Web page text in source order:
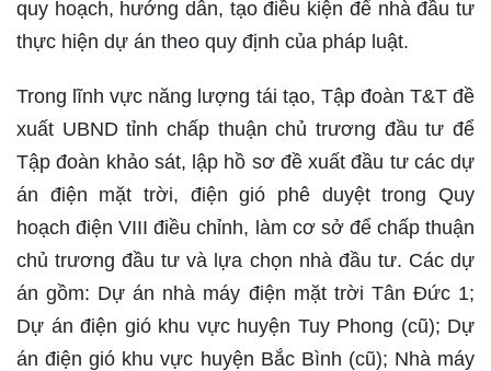
quy hoạch, hướng dẫn, tạo điều kiện để nhà đầu tư
thực hiện dự án theo quy định của pháp luật.
Trong lĩnh vực năng lượng tái tạo, Tập đoàn T&T đề
xuất UBND tỉnh chấp thuận chủ trương đầu tư để
Tập đoàn khảo sát, lập hồ sơ đề xuất đầu tư các dự
án điện mặt trời, điện gió phê duyệt trong Quy
hoạch điện VIII điều chỉnh, làm cơ sở để chấp thuận
chủ trương đầu tư và lựa chọn nhà đầu tư. Các dự
án gồm: Dự án nhà máy điện mặt trời Tân Đức 1;
Dự án điện gió khu vực huyện Tuy Phong (cũ); Dự
án điện gió khu vực huyện Bắc Bình (cũ); Nhà máy